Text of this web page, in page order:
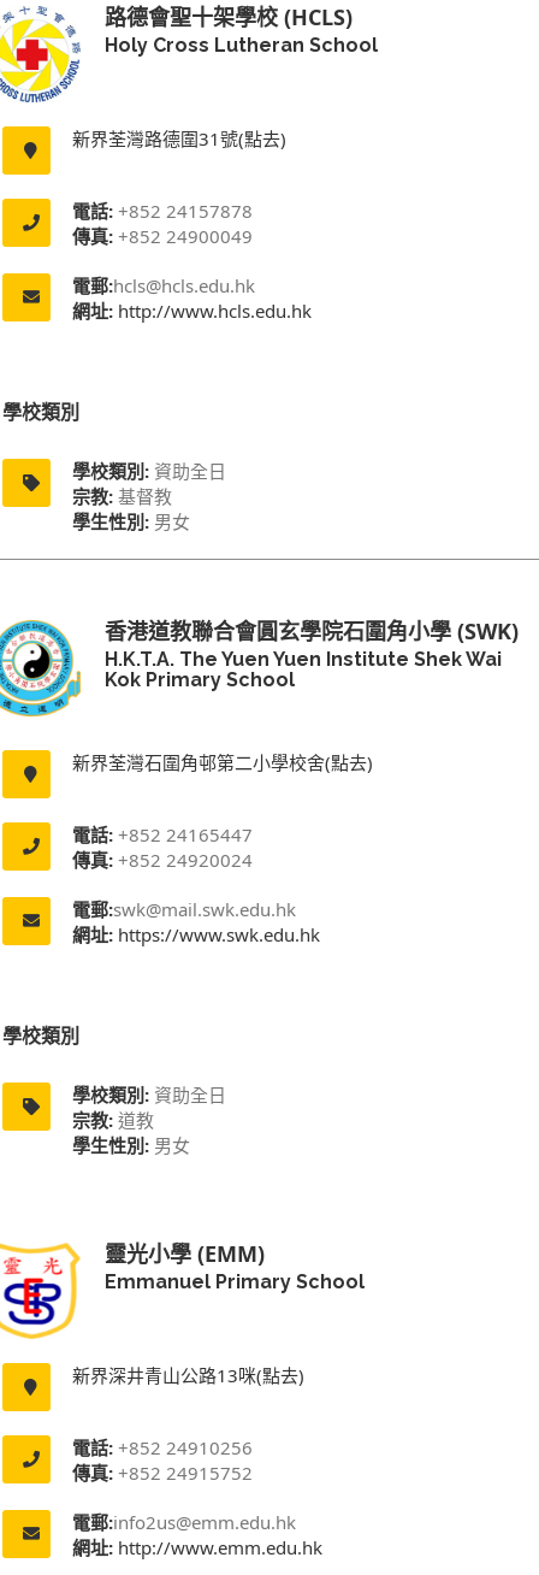
路德會聖十架學校 (HCLS)
Holy Cross Lutheran School
新界荃灣路德圍31號(點去)
電話: +852 24157878
傳真: +852 24900049
電郵:hcls@hcls.edu.hk
網址: http://www.hcls.edu.hk
學校類別
學校類別: 資助全日
宗教: 基督教
學生性別: 男女
香港道教聯合會圓玄學院石圍角小學 (SWK)
H.K.T.A. The Yuen Yuen Institute Shek Wai
Kok Primary School
新界荃灣石圍角邨第二小學校舍(點去)
電話: +852 24165447
傳真: +852 24920024
電郵:swk@mail.swk.edu.hk
網址: https://www.swk.edu.hk
學校類別
學校類別: 資助全日
宗教: 道教
學生性別: 男女
靈光小學 (EMM)
Emmanuel Primary School
新界深井青山公路13咪(點去)
電話: +852 24910256
傳真: +852 24915752
電郵:info2us@emm.edu.hk
網址: http://www.emm.edu.hk